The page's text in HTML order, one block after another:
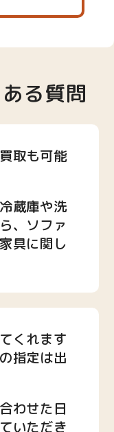
る質問
取も可能
蔵庫や洗
、ソファ
具に関し
くれます
指定は出
わせた日
いただき